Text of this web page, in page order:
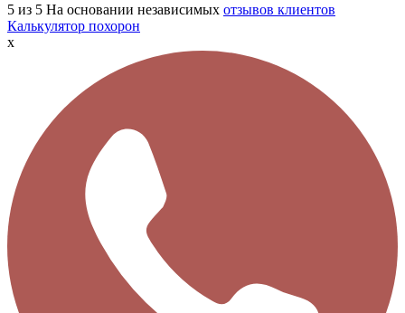
5 из 5 На основании независимых отзывов клиентов
Калькулятор похорон
x